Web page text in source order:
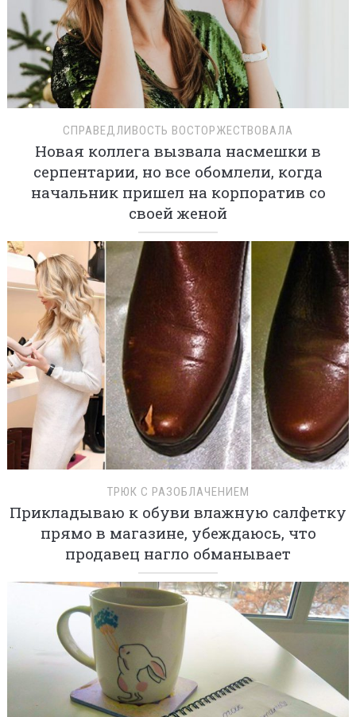
СПРАВЕДЛИВОСТЬ ВОСТОРЖЕСТВОВАЛА
Новая коллега вызвала насмешки в
серпентарии, но все обомлели, когда
начальник пришел на корпоратив со
своей женой
ТРЮК С РАЗОБЛАЧЕНИЕМ
Прикладываю к обуви влажную салфетку
прямо в магазине, убеждаюсь, что
продавец нагло обманывает